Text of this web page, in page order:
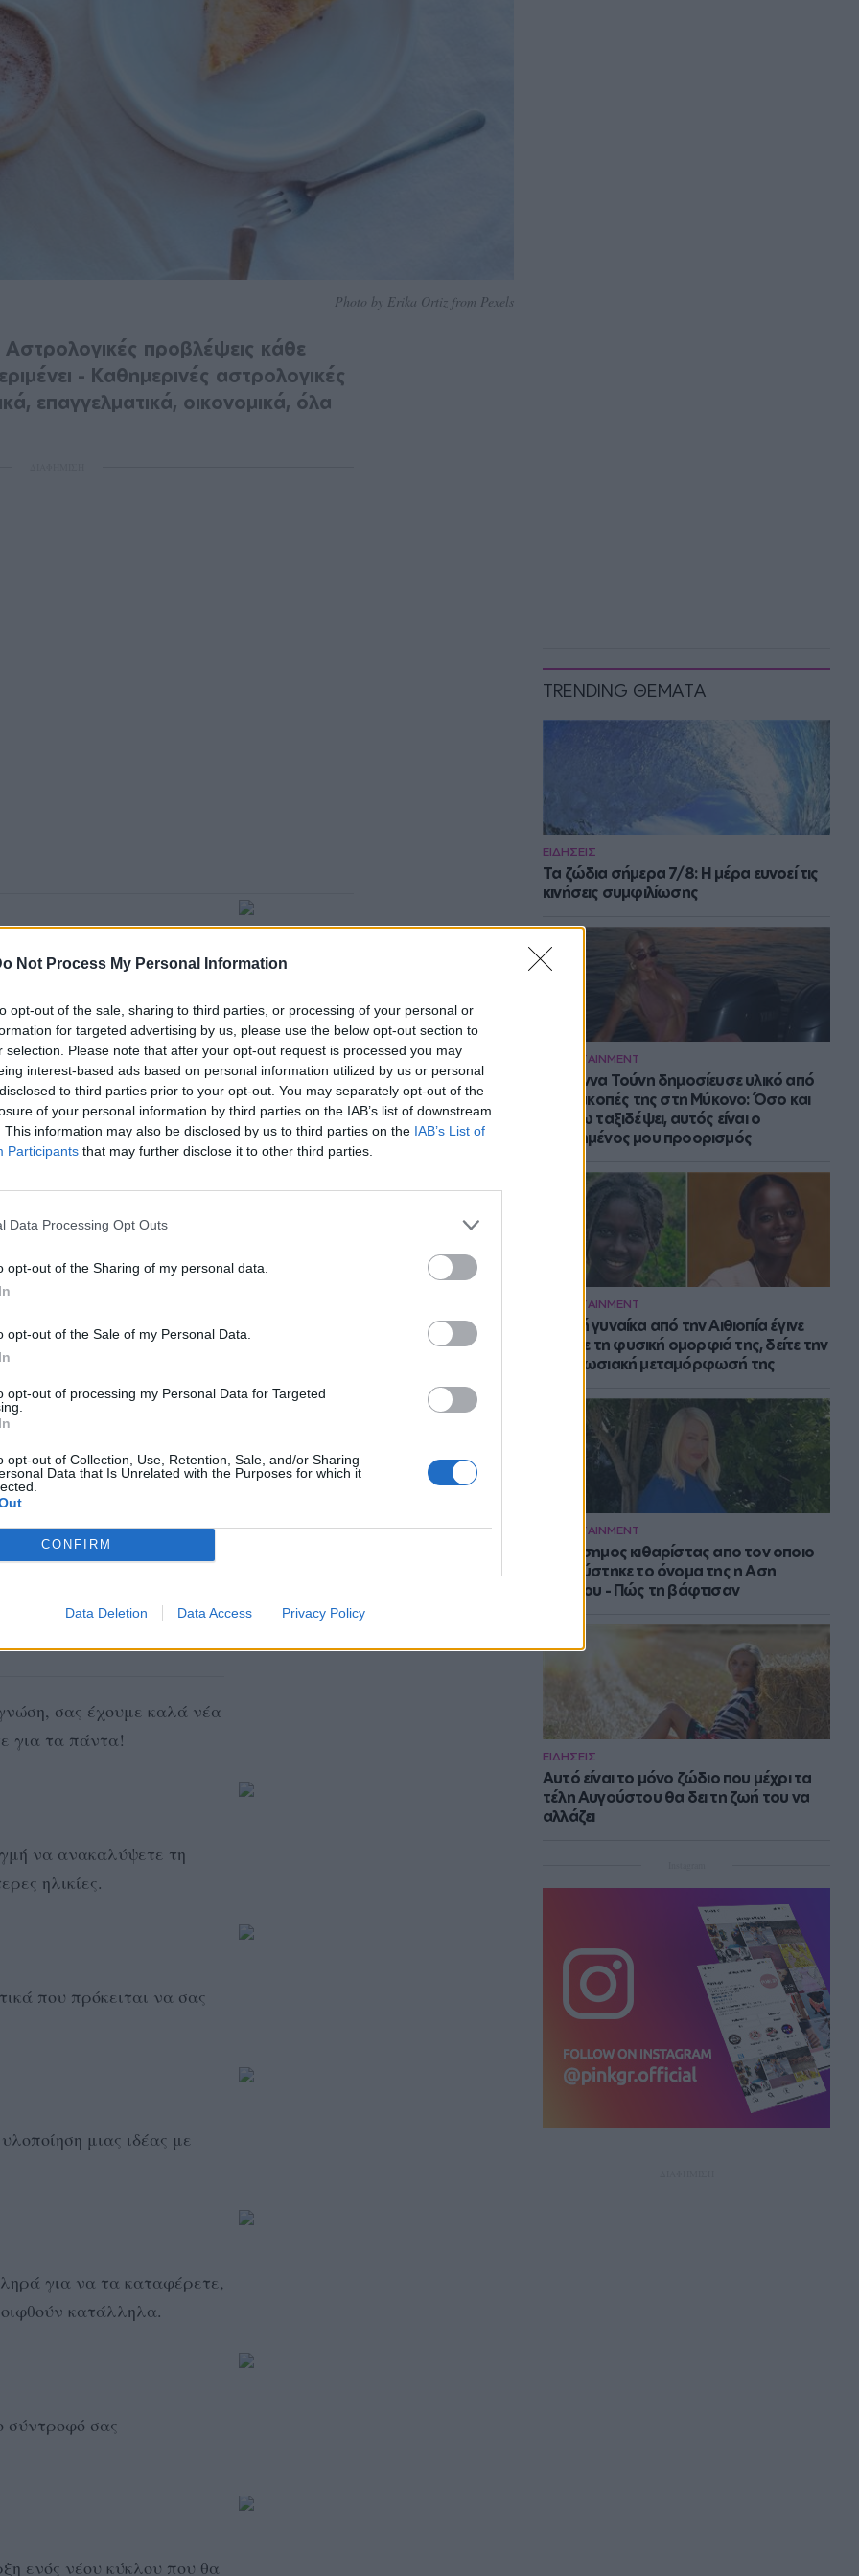
Not Process My Personal Information
opt-out of the sale, sharing to third parties, or processing of your personal or
for targeted advertising by us, please use the below opt-out section to
selection. Please note that after your opt-out request is processed you may
interest-based ads based on personal information utilized by us or personal
to third parties prior to your opt-out. You may separately opt-out of the
of your personal information by third parties on the IAB’s list of downstream
This information may also be disclosed by us to third parties on the IAB’s List of
Participants that may further disclose it to other third parties.
Data Processing Opt Outs
opt-out of the Sharing of my personal data.
opt-out of the Sale of my Personal Data.
opt-out of processing my Personal Data for Targeted
opt-out of Collection, Use, Retention, Sale, and/or Sharing
Data that Is Unrelated with the Purposes for which it
CONFIRM
Data Deletion Data Access Privacy Policy
TRENDING ΘΕΜΑΤΑ
ΕΙΔΗΣΕΙΣ
Τα ζώδια σήμερα 7/8: Η μέρα ευνοεί τις
κινήσεις συμφιλίωσης
ENTERTAINMENT
Η Ιωάννα Τούνη δημοσίευσε υλικό από
τις διακοπές της στη Μύκονο: Όσο και
αν έχω ταξιδέψει, αυτός είναι ο
αγαπημένος μου προορισμός
ENTERTAINMENT
Νεαρή γυναίκα από την Αιθιοπία έγινε
viral με τη φυσική ομορφιά της, δείτε την
εντυπωσιακή μεταμόρφωσή της
ENTERTAINMENT
Ο διάσημος κιθαρίστας απο τον οποιο
εμπνεύστηκε το όνομα της η Αση
Μπήλιου - Πώς τη βάφτισαν
ΕΙΔΗΣΕΙΣ
Αυτό είναι το μόνο ζώδιο που μέχρι τα
τέλη Αυγούστου θα δει τη ζωή του να
αλλάζει
Photo by Erika Ortiz from Pexels
προβλέψεις κάθε
- Καθημερινές αστρολογικές
επαγγελματικά, οικονομικά, όλα
σε ένα μάθημα γιόγκα ή
στιγμή και αν δεν έχετε
σας έχουμε καλά νέα
για τα πάντα!
να ανακαλύψετε τη
ηλικίες.
που πρόκειται να σας
μιας ιδέας με
για να τα καταφέρετε,
κατάλληλα.
σύντροφό σας
ενός νέου κύκλου που θα